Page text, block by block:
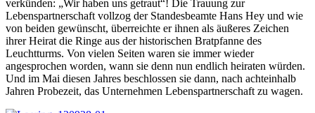
verkünden: „Wir haben uns getraut“! Die Trauung zur
Lebenspartnerschaft vollzog der Standesbeamte Hans Hey und wie
von beiden gewünscht, überreichte er ihnen als äußeres Zeichen
ihrer Heirat die Ringe aus der historischen Bratpfanne des
Leuchtturms. Von vielen Seiten waren sie immer wieder
angesprochen worden, wann sie denn nun endlich heiraten würden.
Und im Mai diesen Jahres beschlossen sie dann, nach achteinhalb
Jahren Probezeit, das Unternehmen Lebenspartnerschaft zu wagen.